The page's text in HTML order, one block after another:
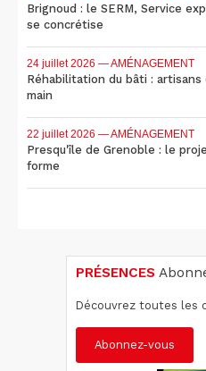
Brignoud : le SERM, Service
se concrétise
24 juillet 2026 — AMÉNAGEMENT
Réhabilitation du bâti :
main
22 juillet 2026 — AMÉNAGEMENT
Presqu'île de Grenoble : le
forme
PRÉSENCES
Découvrez toutes les
Abonnez-vous